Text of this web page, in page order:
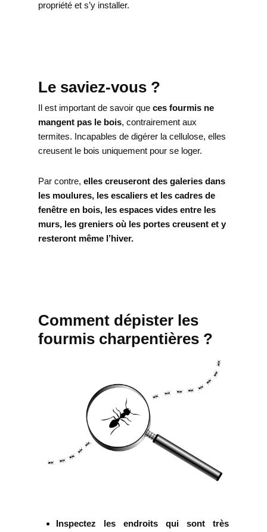
propriété et s’y installer.
Le saviez-vous ?
Il est important de savoir queces fourmis ne
mangent pas le bois, contrairement aux
termites. Incapables de digérer la cellulose, elles
creusent le bois uniquement pour se loger.
Par contre,elles creuseront des galeries dans
les moulures, les escaliers et les cadres de
fenêtre en bois, les espaces vides entre les
murs, les greniers où les portes creusent et y
resteront même l’hiver.
Comment dépister les
fourmis charpentières ?
Inspectez les endroits qui sont très